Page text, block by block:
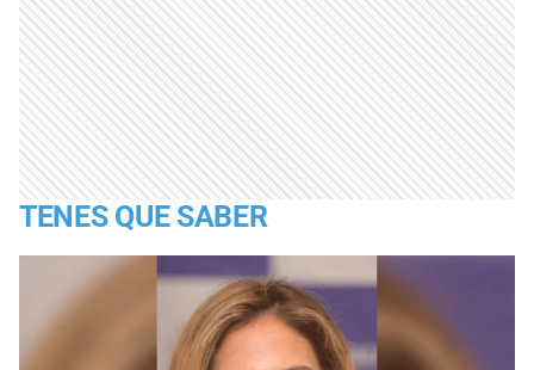
TENES QUE SABER